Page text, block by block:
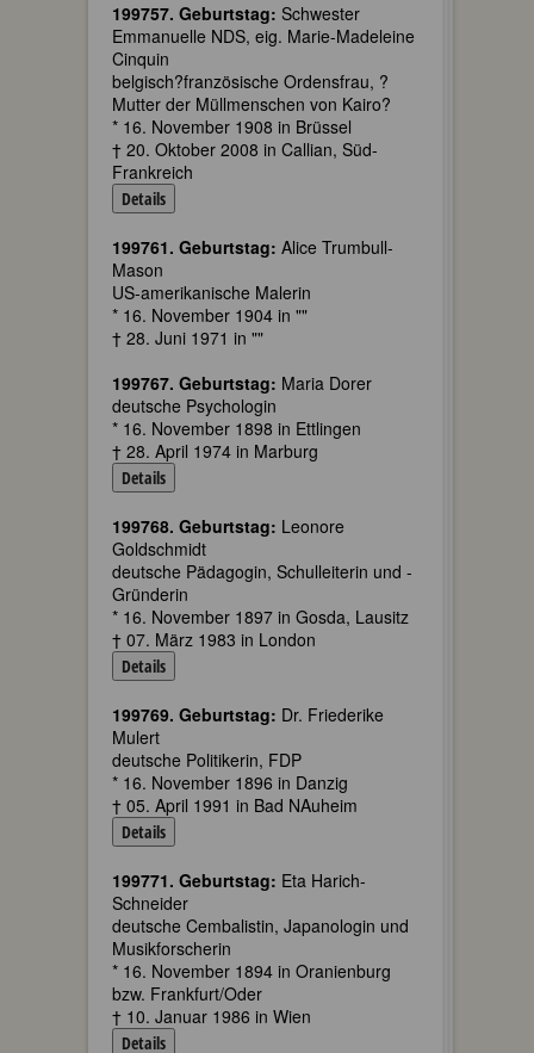
199757. Geburtstag: Schwester
Emmanuelle NDS, eig. Marie-Madeleine
Cinquin
belgisch?französische Ordensfrau, ?
Mutter der Müllmenschen von Kairo?
* 16. November 1908 in Brüssel
† 20. Oktober 2008 in Callian, Süd-
Frankreich
Details
199761. Geburtstag: Alice Trumbull-
Mason
US-amerikanische Malerin
* 16. November 1904 in ""
† 28. Juni 1971 in ""
199767. Geburtstag: Maria Dorer
deutsche Psychologin
* 16. November 1898 in Ettlingen
† 28. April 1974 in Marburg
Details
199768. Geburtstag: Leonore
Goldschmidt
deutsche Pädagogin, Schulleiterin und -
Gründerin
* 16. November 1897 in Gosda, Lausitz
† 07. März 1983 in London
Details
199769. Geburtstag: Dr. Friederike
Mulert
deutsche Politikerin, FDP
* 16. November 1896 in Danzig
† 05. April 1991 in Bad NAuheim
Details
199771. Geburtstag: Eta Harich-
Schneider
deutsche Cembalistin, Japanologin und
Musikforscherin
* 16. November 1894 in Oranienburg
bzw. Frankfurt/Oder
† 10. Januar 1986 in Wien
Details